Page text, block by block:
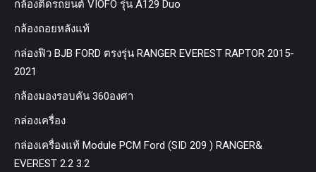
กล้องติดรถยนต์ VIOFO รุ่น A129 Duo
กล้องถอยหลังแท้
กล่องฟิว BJB FORD ตรงรุ่น RANGER EVEREST RAPTOR 2015-
2021
กล้องมองรอบคัน 360องศา
กล่องเครื่อง
กล่องเครื่องแท้ Module PCM Ford (SID 209 ) RANGER&
EVEREST 2.2 3.2